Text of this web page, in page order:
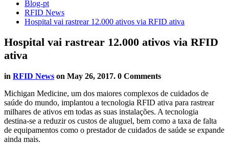
Blog-pt
RFID News
Hospital vai rastrear 12.000 ativos via RFID ativa
Hospital vai rastrear 12.000 ativos via RFID
ativa
in RFID News on May 26, 2017. 0 Comments
Michigan Medicine, um dos maiores complexos de cuidados de
saúde do mundo, implantou a tecnologia RFID ativa para rastrear
milhares de ativos em todas as suas instalações. A tecnologia
destina-se a reduzir os custos de aluguel, bem como a taxa de falta
de equipamentos como o prestador de cuidados de saúde se expande
ainda mais.